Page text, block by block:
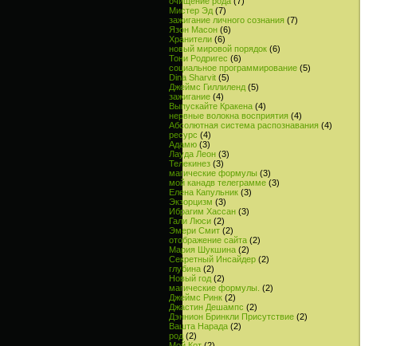
Мистер Эд (7)
зажигание личного сознания (7)
Язон Масон (6)
Хранители (6)
новый мировой порядок (6)
Тони Родригес (6)
социальное программирование (5)
Dina Sharvit (5)
Джеймс Гиллиленд (5)
зажигание (4)
Выпускайте Кракена (4)
нервные волокна восприятия (4)
Абсолютная система распознавания (4)
ресурс (4)
Адамю (3)
Лауда Леон (3)
Телекинез (3)
магические формулы (3)
мой канадв телеграмме (3)
Елена Капульник (3)
Экзорцизм (3)
Ибрагим Хассан (3)
Гали Люси (2)
Эмери Смит (2)
отображение сайта (2)
Мария Шукшина (2)
Секретный Инсайдер (2)
глубина (2)
Новый год (2)
магические формулы. (2)
Джеймс Ринк (2)
Джастин Дешампс (2)
Дэннион Бринкли Присутствие (2)
Вашта Нарада (2)
род (2)